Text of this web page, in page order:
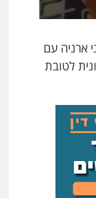
ארניה עם
לטובת